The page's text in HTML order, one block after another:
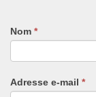
Nom *
Adresse e-mail *
Si
vous
êtes
humain,